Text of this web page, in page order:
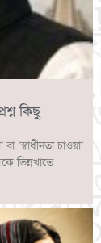
কিছু
চাওয়া’
ভিন্নখাতে